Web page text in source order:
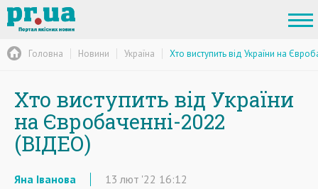
Головна Новини Україна Хто виступить від України на
Хто виступить від України
на Євробаченні-2022
(ВІДЕО)
Яна Іванова 13 лют '22 16:12